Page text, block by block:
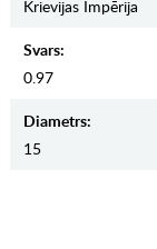
Krievijas Impērija
Svars:
0.97
Diametrs:
15